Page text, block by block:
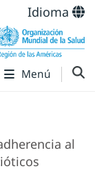
Idioma
Menú
al